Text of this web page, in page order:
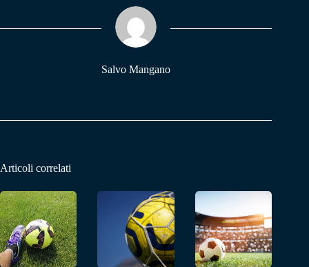
pp m
Salvo Mangano
Articoli correlati